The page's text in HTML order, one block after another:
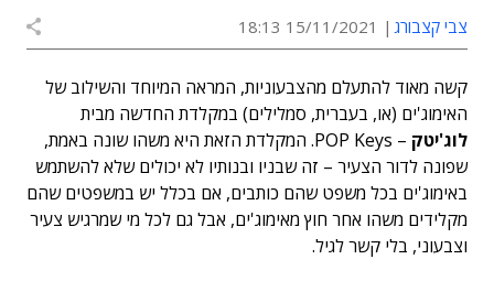
צבי קצבורג 15/11/2021 18:13
קשה מאוד להתעלם מהצבעוניות, המראה המיוחד והשילוב של
האימוג'ים (או, בעברית, סמלילים) במקלדת החדשה מבית
לוג'יטק
– POP Keys. המקלדת הזאת היא משהו שונה באמת,
שפונה לדור הצעיר – זה שבניו ובנותיו לא יכולים שלא להשתמש
באימוג'ים בכל משפט שהם כותבים, אם בכלל יש במשפטים שהם
מקלידים משהו אחר חוץ מאימוג'ים, אבל גם לכל מי שמרגיש צעיר
וצבעוני, בלי קשר לגיל.